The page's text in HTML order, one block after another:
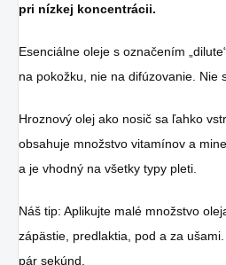
pri nízkej koncentrácii.
Esenciálne oleje s označením
na pokožku, nie na difúzovanie. Nie
Hroznový olej ako nosič sa ľahko
obsahuje množstvo vitamínov a
a je vhodný na všetky typy pleti.
Náš tip: Aplikujte malé množstvo
zápästie, predlaktia, pod a za
pár sekúnd.